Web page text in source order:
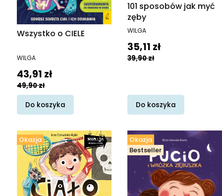
Wszystko o CIELE
PRODUCENT
WILGA
Cena promocyjna
43,91 zł
49,90 zł
Do koszyka
101 sposobów jak myć
zęby
PRODUCENT
WILGA
Cena promocyjna
35,11 zł
39,90 zł
Do koszyka
Okazja
Okazja
Bestseller